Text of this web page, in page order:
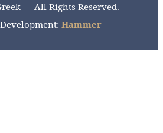
— All Rights Reserved.
Hammer